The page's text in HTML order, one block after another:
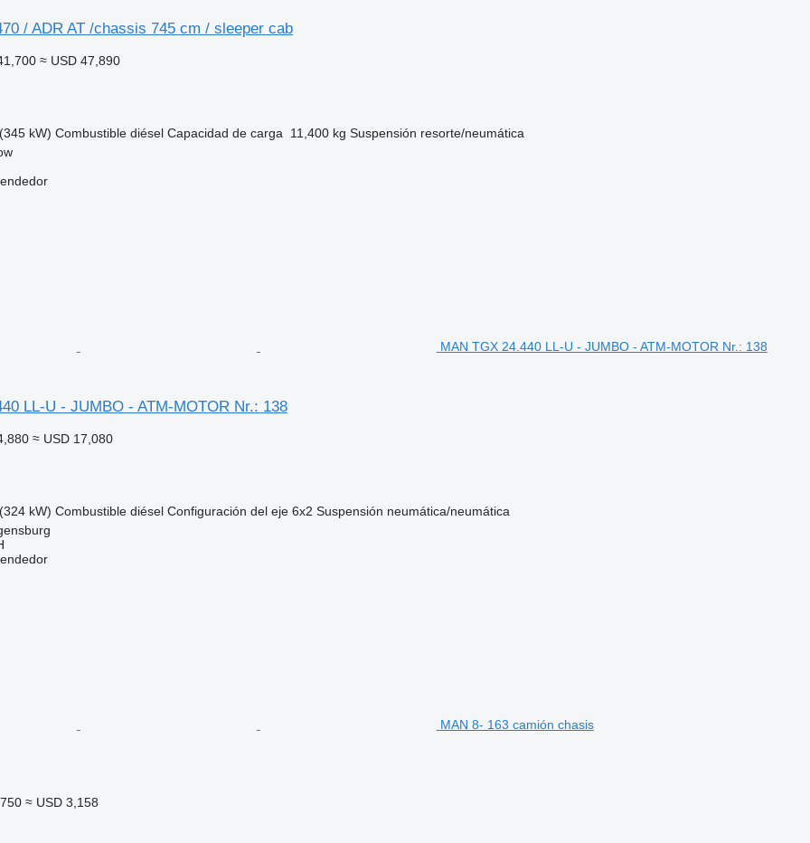
/ ADR AT /chassis 745 cm / sleeper cab
≈ USD 47,890
kW) Combustible diésel Capacidad de carga 11,400 kg Suspensión resorte/neumática
MAN TGX 24.440 LL-U - JUMBO - ATM-MOTOR Nr.: 138
LL-U - JUMBO - ATM-MOTOR Nr.: 138
≈ USD 17,080
kW) Combustible diésel Configuración del eje 6x2 Suspensión neumática/neumática
MAN 8- 163 camión chasis
≈ USD 3,158